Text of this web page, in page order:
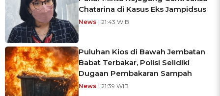
Chatarina di Kasus Eks Jampidsus
News | 21:43 WIB
Puluhan Kios di Bawah Jembatan
Babat Terbakar, Polisi Selidiki
Dugaan Pembakaran Sampah
News | 21:39 WIB